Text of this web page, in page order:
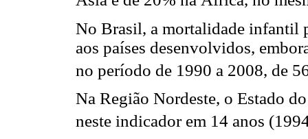
No Brasil, a mortalidade infantil
aos países desenvolvidos,
no período de 1990 a 2008, de
Na Região Nordeste, o Estado
neste indicador em 14 anos